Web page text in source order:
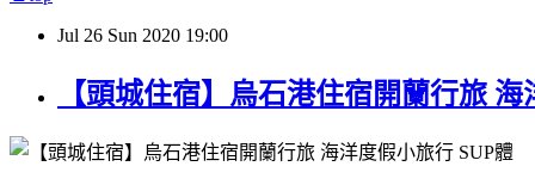
Jul 26 Sun 2020 19:00
【頭城住宿】烏石港住宿開蘭行旅